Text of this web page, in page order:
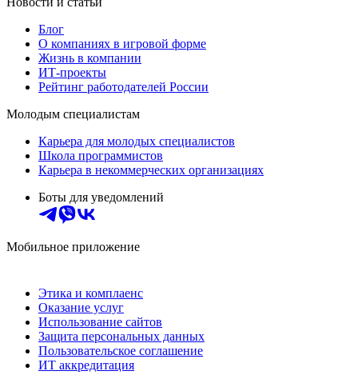
Блог
О компаниях в игровой форме
Жизнь в компании
ИТ-проекты
Рейтинг работодателей России
Молодым специалистам
Карьера для молодых специалистов
Школа программистов
Карьера в некоммерческих организациях
Боты для уведомлений
Мобильное приложение
Этика и комплаенс
Оказание услуг
Использование сайтов
Защита персональных данных
Пользовательское соглашение
ИТ аккредитация